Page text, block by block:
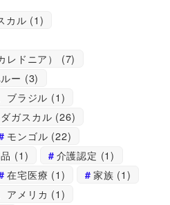
カル (1)
ドニア）
(7)
ー (3)
ブラジル (1)
ガスカル (26)
モンゴル (22)
(1) 介護認定 (1)
在宅医療 (1) 家族 (1)
アメリカ (1)